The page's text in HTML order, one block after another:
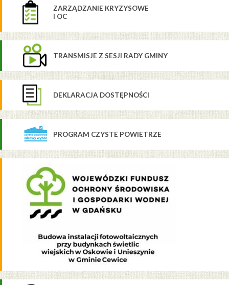
ZARZĄDZANIE KRYZYSOWE
I OC
TRANSMISJE Z SESJI RADY GMINY
DEKLARACJA DOSTĘPNOŚCI
PROGRAM CZYSTE POWIETRZE